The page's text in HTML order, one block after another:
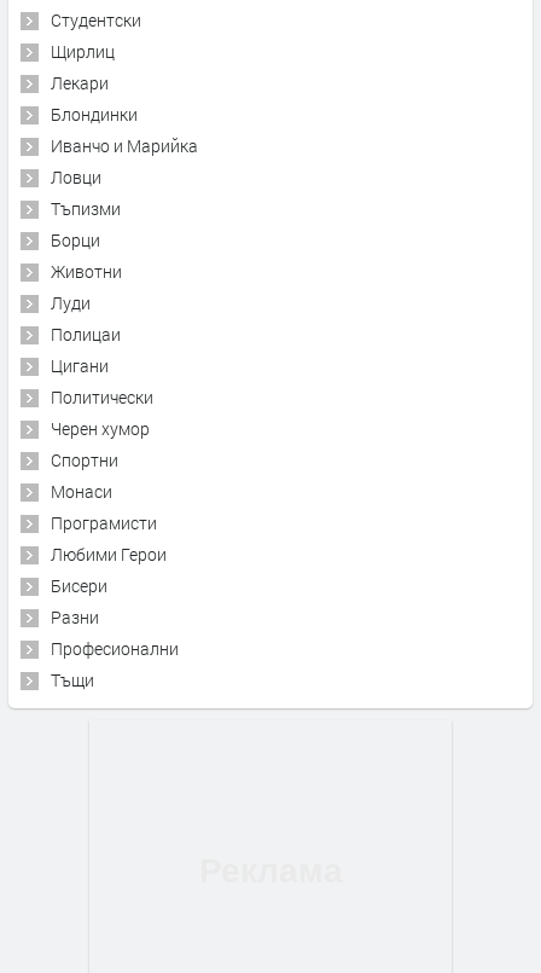
Студентски
Щирлиц
Лекари
Блондинки
Иванчо и Марийка
Ловци
Тъпизми
Борци
Животни
Луди
Полицаи
Цигани
Политически
Черен хумор
Спортни
Монаси
Програмисти
Любими Герои
Бисери
Разни
Професионални
Тъщи